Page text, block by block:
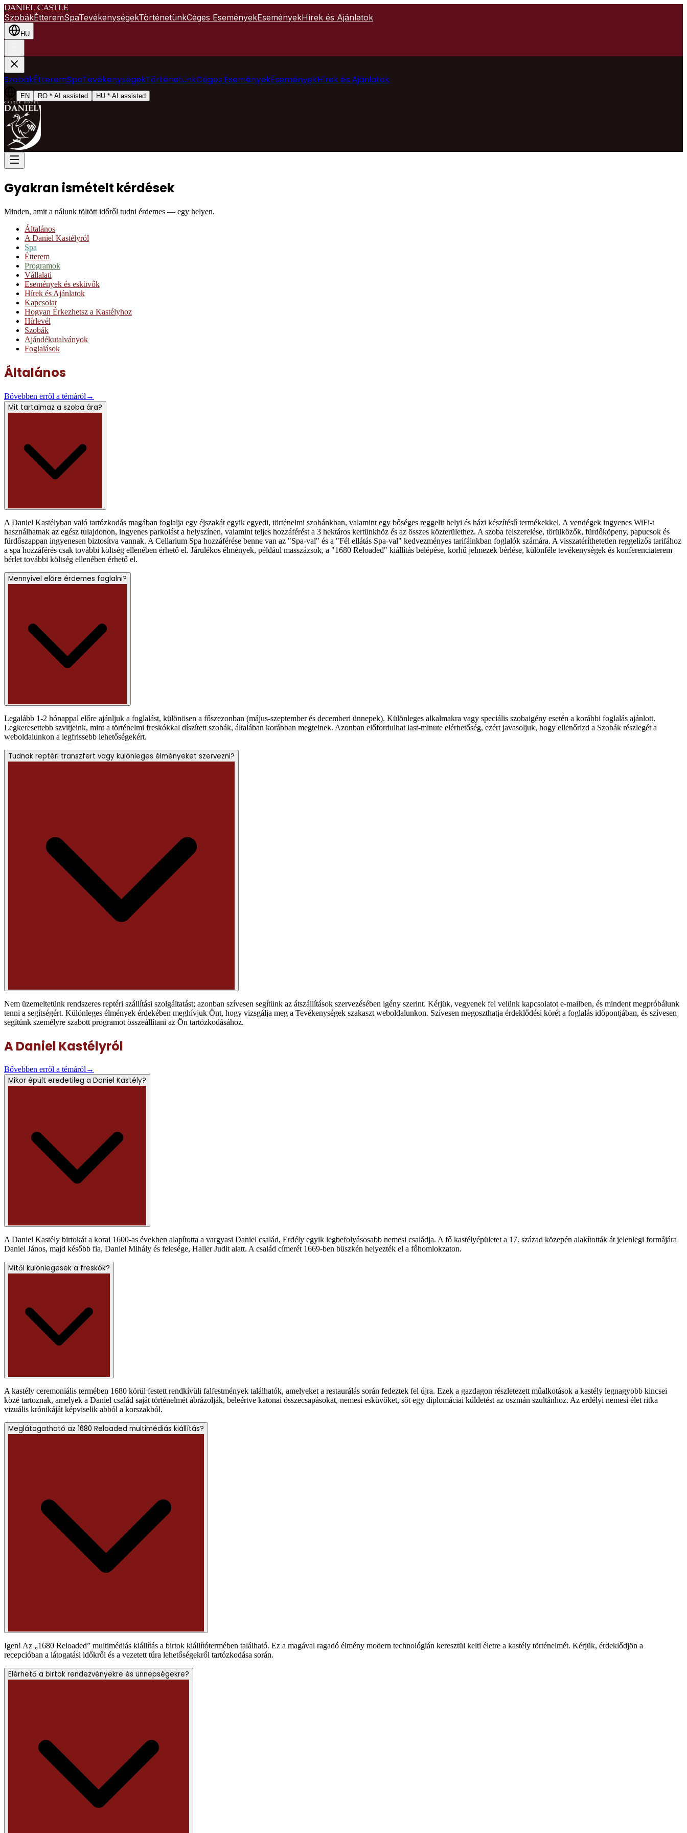
DANIEL CASTLE
SzobákÉtteremSpaTevékenységekTörténetünkCéges EseményekEseményekHírek és Ajánlatok
HU
SzobákÉtteremSpaTevékenységekTörténetünkCéges EseményekEseményekHírek és Ajánlatok
EN RO * AI assisted HU * AI assisted
Gyakran ismételt kérdések
Minden, amit a nálunk töltött időről tudni érdemes — egy helyen.
Általános
A Daniel Kastélyról
Spa
Étterem
Programok
Vállalati
Események és esküvők
Hírek és Ajánlatok
Kapcsolat
Hogyan Érkezhetsz a Kastélyhoz
Hírlevél
Szobák
Ajándékutalványok
Foglalások
Általános
Bővebben erről a témáról →
Mit tartalmaz a szoba ára?
A Daniel Kastélyban való tartózkodás magában foglalja egy éjszakát egyik egyedi, történelmi szobánkban, valamint egy bőséges reggelit helyi és házi készítésű termékekkel. A vendégek ingyenes WiFi-t
használhatnak az egész tulajdonon, ingyenes parkolást a helyszínen, valamint teljes hozzáférést a 3 hektáros kertünkhöz és az összes közterülethez. A szoba felszerelése, törülközők, fürdőköpeny, papucsok és
fürdőszappan ingyenesen biztosítva vannak. A Cellarium Spa hozzáférése benne van az "Spa-val" és a "Fél ellátás Spa-val" kedvezményes tarifáinkban foglalók számára. A visszatéríthetetlen reggelizős tarifához
a spa hozzáférés csak további költség ellenében érhető el. Járulékos élmények, például masszázsok, a "1680 Reloaded" kiállítás belépése, korhű jelmezek bérlése, különféle tevékenységek és konferenciaterem
bérlet további költség ellenében érhető el.
Mennyivel előre érdemes foglalni?
Legalább 1-2 hónappal előre ajánljuk a foglalást, különösen a főszezonban (május-szeptember és decemberi ünnepek). Különleges alkalmakra vagy speciális szobaigény esetén a korábbi foglalás ajánlott.
Legkeresettebb szvitjeink, mint a történelmi freskókkal díszített szobák, általában korábban megtelnek. Azonban előfordulhat last-minute elérhetőség, ezért javasoljuk, hogy ellenőrizd a Szobák részlegét a
weboldalunkon a legfrissebb lehetőségekért.
Tudnak reptéri transzfert vagy különleges élményeket szervezni?
Nem üzemeltetünk rendszeres reptéri szállítási szolgáltatást; azonban szívesen segítünk az átszállítások szervezésében igény szerint. Kérjük, vegyenek fel velünk kapcsolatot e-mailben, és mindent megpróbálunk
tenni a segítségért. Különleges élmények érdekében meghívjuk Önt, hogy vizsgálja meg a Tevékenységek szakaszt weboldalunkon. Szívesen megoszthatja érdeklődési körét a foglalás időpontjában, és szívesen
segítünk személyre szabott programot összeállítani az Ön tartózkodásához.
A Daniel Kastélyról
Bővebben erről a témáról→
Mikor épült eredetileg a Daniel Kastély?
A Daniel Kastély birtokát a korai 1600-as években alapította a vargyasi Daniel család, Erdély egyik legbefolyásosabb nemesi családja. A fő kastélyépületet a 17. század közepén alakították át jelenlegi formájára
Daniel János, majd később fia, Daniel Mihály és felesége, Haller Judit alatt. A család címerét 1669-ben büszkén helyezték el a főhomlokzaton.
Mitől különlegesek a freskók?
A kastély ceremoniális termében 1680 körül festett rendkívüli falfestmények találhatók, amelyeket a restaurálás során fedeztek fel újra. Ezek a gazdagon részletezett műalkotások a kastély legnagyobb kincsei
közé tartoznak, amelyek a Daniel család saját történelmét ábrázolják, beleértve katonai összecsapásokat, nemesi esküvőket, sőt egy diplomáciai küldetést az oszmán szultánhoz. Az erdélyi nemesi élet ritka
vizuális krónikáját képviselik abból a korszakból.
Meglátogatható az 1680 Reloaded multimédiás kiállítás?
Igen! Az „1680 Reloaded” multimédiás kiállítás a birtok kiállítótermében található. Ez a magával ragadó élmény modern technológián keresztül kelti életre a kastély történelmét. Kérjük, érdeklődjön a
recepcióban a látogatási időkről és a vezetett túra lehetőségekről tartózkodása során.
Elérhető a birtok rendezvényekre és ünnepségekre?